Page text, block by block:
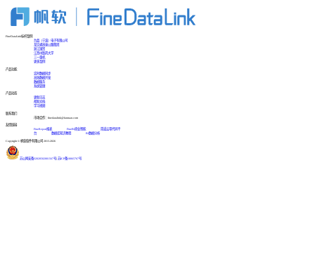
FineDataLink标杆案例
台晶（宁波）电子有限公司
某交通高速公路集团
浙江国贸
江西中医药大学
三一重机
更多案例
产品功能
实时数据同步
高效数据开发
数据服务
系统管理
产品动态
更新日志
帮助文档
学习视频
联系我们
市场合作：finedatalink@fanruan.com
友情链接
FineReport报表
FineBI商业智能
简道云零代码平
台
数据库知识教程 BI数据分析
Copyright © 帆软软件有限公司 2015-2026
苏公网安备32020502001567号| 苏ICP备18065767号